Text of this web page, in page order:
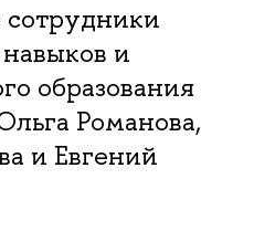
и
образования
Романова,
и Евгений